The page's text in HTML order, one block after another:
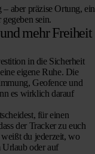
aber präzise Ortung, ein
sein.
mehr Freiheit
in die Sicherheit
eigene Ruhe. Die
Geofence und
es wirklich darauf
für einen
der Tracker zu euch
du jederzeit, wo
Urlaub oder auf